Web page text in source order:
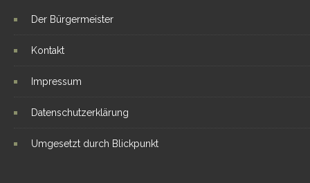
Der Bürgermeister
Kontakt
Impressum
Datenschutzerklärung
Umgesetzt durch Blickpunkt